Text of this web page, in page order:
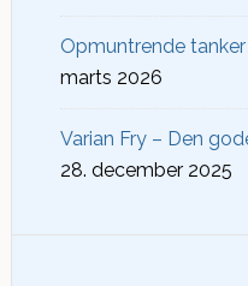
Opmuntrende
marts 2026
Varian Fry – Den
28. december 2025